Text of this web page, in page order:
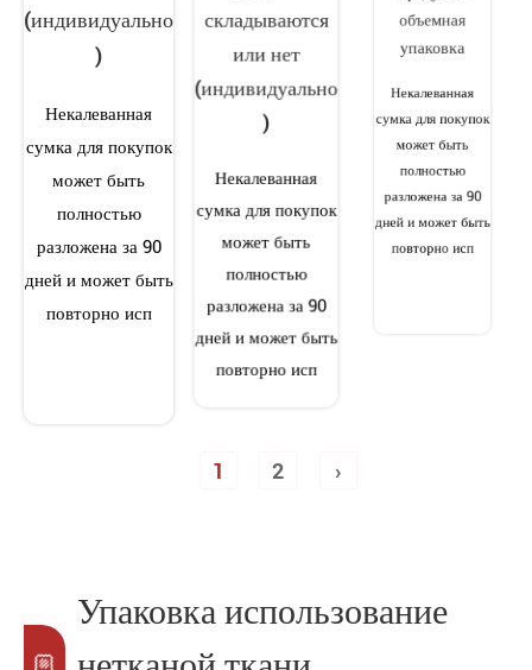
(индивидуально
)
Некалеванная
сумка для покупок
может быть
полностью
разложена за 90
дней и может быть
повторно исп
складываются
или нет
(индивидуально
)
Некалеванная
сумка для покупок
может быть
полностью
разложена за 90
дней и может быть
повторно исп
объемная
упаковка
Некалеванная
сумка для покупок
может быть
полностью
разложена за 90
1 2 ›
Упаковка использование